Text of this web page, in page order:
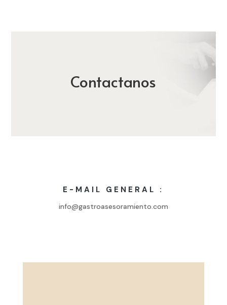
Contactanos
E-MAIL GENERAL :
info@gastroasesoramiento.com